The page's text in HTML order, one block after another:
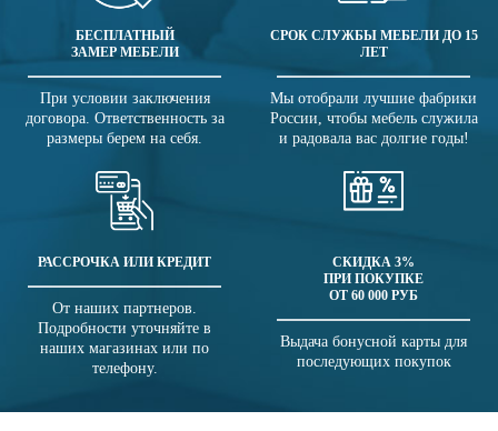
БЕСПЛАТНЫЙ
ЗАМЕР МЕБЕЛИ
При условии заключения
договора. Ответственность за
размеры берем на себя.
СРОК СЛУЖБЫ МЕБЕЛИ ДО 15
ЛЕТ
Мы отобрали лучшие фабрики
России, чтобы мебель служила
и радовала вас долгие годы!
РАССРОЧКА ИЛИ КРЕДИТ
От наших партнеров.
Подробности уточняйте в
наших магазинах или по
телефону.
СКИДКА 3%
ПРИ ПОКУПКЕ
ОТ 60 000 РУБ
Выдача бонусной карты для
последующих покупок